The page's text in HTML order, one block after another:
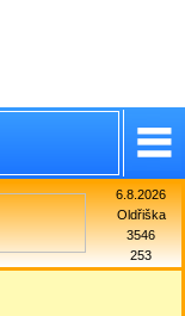
6.8.2026
Oldřiška
3546
253